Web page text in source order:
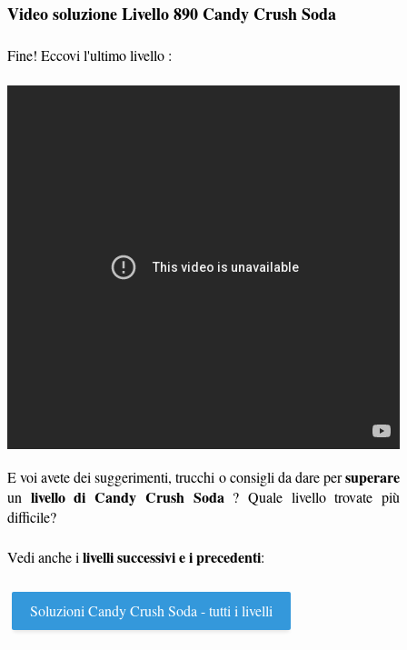
Video soluzione Livello 890 Candy Crush Soda
Fine! Eccovi l'ultimo livello :
E voi avete dei suggerimenti, trucchi o consigli da dare persuperare
un livello di Candy Crush Soda ? Quale livello trovate più
difficile?
Vedi anche i livelli successivi e i precedenti:
Soluzioni Candy Crush Soda - tutti i livelli